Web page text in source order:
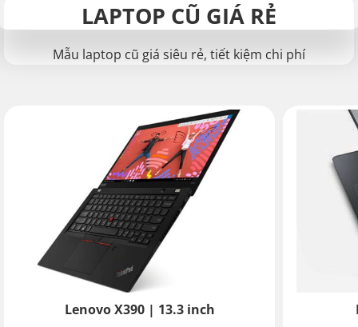
LAPTOP CŨ GIÁ RẺ
Mẫu laptop cũ giá siêu rẻ, tiết kiệm chi phí
Lenovo X390 | 13.3 inch